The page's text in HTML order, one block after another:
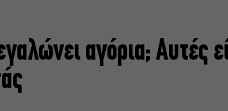
αγόρια; Αυτές